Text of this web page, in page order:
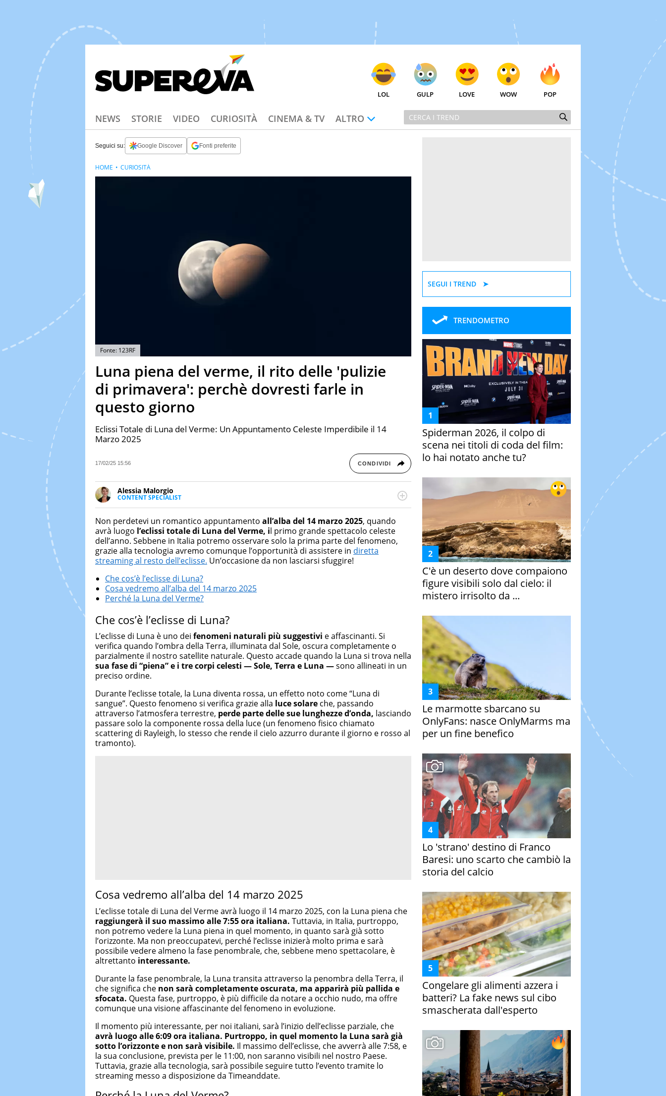
LOL GULP LOVE WOW POP
NEWS STORIE VIDEO CURIOSITÀ CINEMA & TV ALTRO
Seguici su: Google Discover Fonti preferite
Fonte: 123RF
Luna piena del verme, il rito delle 'pulizie
di primavera': perchè dovresti farle in
questo giorno
Eclissi Totale di Luna del Verme: Un Appuntamento Celeste Imperdibile il 14
Marzo 2025
17/02/25 15:56 CONDIVIDI
Alessia Malorgio
CONTENT SPECIALIST
Ha conseguito un Master in Marketing Management e Google Digital Training su
di strategie marketing attraverso canali digitali.
HOME CURIOSITÀ
Non perdetevi un romantico appuntamento all’alba del 14 marzo 2025, quando
avrà luogo l’eclissi totale di Luna del Verme, il primo grande spettacolo celeste
dell’anno. Sebbene in Italia potremo osservare solo la prima parte del fenomeno,
grazie alla tecnologia avremo comunque l’opportunità di assistere in diretta
streaming al resto dell’eclisse. Un’occasione da non lasciarsi sfuggire!
Che cos’è l’eclisse di Luna?
Cosa vedremo all’alba del 14 marzo 2025
Perché la Luna del Verme?
Che cos’è l’eclisse di Luna?
L’eclisse di Luna è uno dei fenomeni naturali più suggestivi e affascinanti. Si
verifica quando l’ombra della Terra, illuminata dal Sole, oscura completamente o
parzialmente il nostro satellite naturale. Questo accade quando la Luna si trova nella
sua fase di “piena” e i tre corpi celesti — Sole, Terra e Luna —sono allineati in un
preciso ordine.
Durante l’eclisse totale, la Luna diventa rossa, un effetto noto come “Luna di
sangue”. Questo fenomeno si verifica grazie alla luce solare che, passando
attraverso l’atmosfera terrestre, perde parte delle sue lunghezze d’onda, lasciando
passare solo la componente rossa della luce (un fenomeno fisico chiamato
scattering di Rayleigh, lo stesso che rende il cielo azzurro durante il giorno e rosso al
tramonto).
Cosa vedremo all’alba del 14 marzo 2025
L’eclisse totale di Luna del Verme avrà luogo il 14 marzo 2025, con la Luna piena che
raggiungerà il suo massimo alle 7:55 ora italiana. Tuttavia, in Italia, purtroppo,
non potremo vedere la Luna piena in quel momento, in quanto sarà già sotto
l’orizzonte. Ma non preoccupatevi, perché l’eclisse inizierà molto prima e sarà
possibile vedere almeno la fase penombrale, che, sebbene meno spettacolare, è
altrettanto interessante.
Durante la fase penombrale, la Luna transita attraverso la penombra della Terra, il
che significa che non sarà completamente oscurata, ma apparirà più pallida e
sfocata. Questa fase, purtroppo, è più difficile da notare a occhio nudo, ma offre
comunque una visione affascinante del fenomeno in evoluzione.
Il momento più interessante, per noi italiani, sarà l’inizio dell’eclisse parziale, che
avrà luogo alle 6:09 ora italiana. Purtroppo, in quel momento la Luna sarà già
sotto l’orizzonte e non sarà visibile. Il massimo dell’eclisse, che avverrà alle 7:58, e
la sua conclusione, prevista per le 11:00, non saranno visibili nel nostro Paese.
Tuttavia, grazie alla tecnologia, sarà possibile seguire tutto l’evento tramite lo
streaming messo a disposizione da Timeanddate.
SEGUI I TREND
TRENDOMETRO
Spiderman 2026, il colpo di
scena nei titoli di coda del film:
lo hai notato anche tu?
C'è un deserto dove compaiono
figure visibili solo dal cielo: il
mistero irrisolto da ...
Le marmotte sbarcano su
OnlyFans: nasce OnlyMarms ma
per un fine benefico
Lo 'strano' destino di Franco
Baresi: uno scarto che cambiò la
storia del calcio
Congelare gli alimenti azzera i
batteri? La fake news sul cibo
smascherata dall'esperto